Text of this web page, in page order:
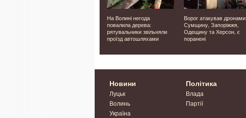
Волинські
паравеслувальники
здобули срібло на
чемпіонаті Європи
На Волині негода
повалила дерева:
рятувальники звільняли
проїзд автошляхами
Ворог атакував дронами
Сумщину, Запоріжжя,
Одещину та Херсон, є
поранені
Новини
Луцьк
Волинь
Україна
Політика
Влада
Партії